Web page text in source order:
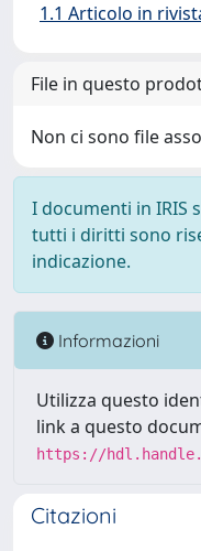
1.1 Articolo in
File in questo
Non ci sono file
I documenti in IRIS
tutti i diritti sono
indicazione.
Informazioni
Utilizza questo
link a questo
https://
Citazioni